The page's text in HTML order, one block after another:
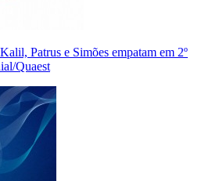
Patrus e Simões empatam em 2º
Quaest